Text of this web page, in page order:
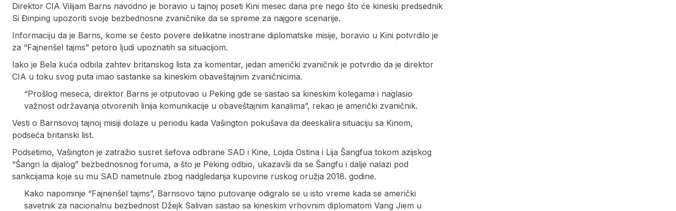
Direktor CIA Vilijam Barns navodno je boravio u tajnoj poseti Kini mesec dana pre nego što će kineski predsednik
Si Đinping upozoriti svoje bezbednosne zvaničnike da se spreme za najgore scenarije.
Informaciju da je Barns, kome se često povere delikatne inostrane diplomatske misije, boravio u Kini potvrdilo je
za “Fajnenšel tajms” petoro ljudi upoznatih sa situacijom.
Iako je Bela kuća odbila zahtev britanskog lista za komentar, jedan američki zvaničnik je potvrdio da je direktor
CIA u toku svog puta imao sastanke sa kineskim obaveštajnim zvaničnicima.
“Prošlog meseca, direktor Barns je otputovao u Peking gde se sastao sa kineskim kolegama i naglasio
važnost održavanja otvorenih linija komunikacije u obaveštajnim kanalima”, rekao je američki zvaničnik.
Vesti o Barnsovoj tajnoj misiji dolaze u periodu kada Vašington pokušava da deeskalira situaciju sa Kinom,
podseća britanski list.
Podsetimo, Vašington je zatražio susret šefova odbrane SAD i Kine, Lojda Ostina i Lija Šangfua tokom azijskog
“Šangri la dijalog” bezbednosnog foruma, a što je Peking odbio, ukazavši da se Šangfu i dalje nalazi pod
sankcijama koje su mu SAD nametnule zbog nadgledanja kupovine ruskog oružja 2018. godine.
Kako napominje “Fajnenšel tajms”, Barnsovo tajno putovanje odigralo se u isto vreme kada se američki
savetnik za nacionalnu bezbednost Džejk Salivan sastao sa kineskim vrhovnim diplomatom Vang Jiem u